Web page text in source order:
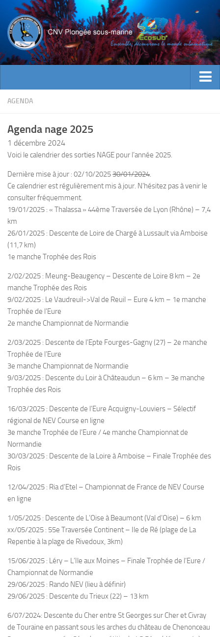
ACTUALITES
INFOS CNV
Bienvenue
Documents utiles
Encadrement
Plouf
ECOLE DE PLONGEE
Jeune plongeur
Plongeur N1
Guide de palanquée N4
Initiateur
Responsables
SORTIES
Sorties 2026
Sorties 2025
Sorties 2024
Sorties 2023
Sorties 2022
Sorties 2021
Sorties 2020
Sorties 2019
AGENDA
Agenda nage 2025
1 décembre 2024
Voici le calendrier des sorties NAGE pour l’année 2025.
Dernière mise à jour : 02/10/202530/01/2024.
Ce calendrier est régulièrement mis à jour. N’hésitez pas à venir le
consulter fréquemment.
19/01/2025 : « Thalassa » 44ème Traversée de Lyon (Rhône) – 7,4
km
26/01/2025 : Descente de Loire de Chargé à Lussault via Amboise
(11,7 km)
1e manche Trophée des Rois
2/02/2025 : Meung-Beaugency – Descente de Loire 8 km – 2e
manche Trophée des Rois
9/02/2025 : Le Vaudreuil->Val de Reuil – Eure 4 km – 1e manche
Trophée de l’Eure
2e manche Championnat de Normandie
2/03/2025 : Descente de l’Epte Fourges-Gagny (27) – 2e manche
Trophée de l’Eure
3e manche Championnat de Normandie
9/03/2025 : Descente du Loir à Châteaudun – 6 km – 3e manche
Trophée des Rois
16/03/2025 : Descente de l’Eure Acquigny-Louviers – Sélectif
régional de NEV Course en ligne
3e manche Trophée de l’Eure / 4e manche Championnat de
Normandie
30/03/2025 : Descente de la Loire à Amboise – Finale Trophée des
Rois
12/04/2025 : Ria d’Etel – Championnat de France de NEV Course
en ligne
1/05/2025 : Descente de L’Oise à Beaumont (Val d’Oise) – 6 km
xx/05/2025 : 55e Traversée Continent – Ile de Ré (plage de La
Repentie à la plage de Rivedoux, 3km)
15/06/2025 : Léry – L’Ile aux Moines – Finale Trophée de l’Eure /
Championnat de Normandie
29/06/2025 : Rando NEV (lieu à définir)
29/06/2025 : Descente du Trieux (22) – 13 km
6/07/2024: Descente du Cher entre St Georges sur Cher et Civray
de Touraine en passant sous les arches du château de Chenonceau